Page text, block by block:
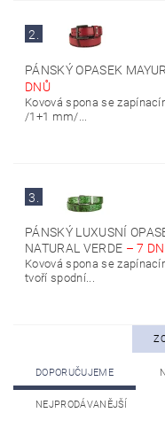
2.
PÁNSKÝ OPASEK
DNŮ
Kovová spona se
/1+1 mm/...
3.
PÁNSKÝ LUXUSNÍ
NATURAL VERDE –7
Kovová spona se
tvoří spodní...
DOPORUČUJEME
NEJPRODÁVANĚJŠÍ